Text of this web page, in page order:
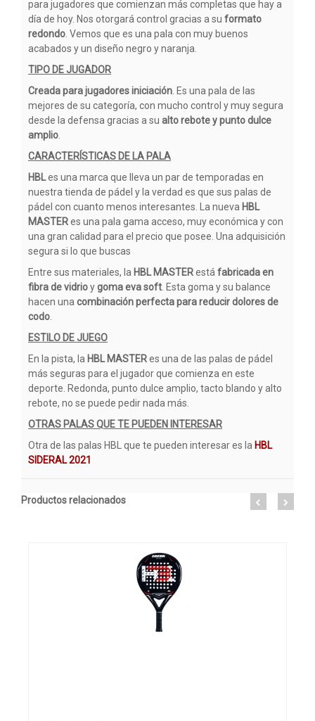
para jugadores que comienzan más completas que hay a
día de hoy. Nos otorgará control gracias a su formato
redondo . Vemos que es una pala con muy buenos
acabados y un diseño negro y naranja.
TIPO DE JUGADOR
Creada para jugadores iniciación . Es una pala de las
mejores de su categoría, con mucho control y muy segura
desde la defensa gracias a su alto rebote y punto dulce
amplio
CARACTERÍSTICAS DE LA PALA
HBLes una marca que lleva un par de temporadas en
nuestra tienda de pádel y la verdad es que sus palas de
pádel con cuanto menos interesantes. La nueva HBL
MASTERes una pala gama acceso, muy económica y con
una gran calidad para el precio que posee. Una adquisición
segura si lo que buscas
Entre sus materiales, la HBL MASTERestá fabricada en
fibra de vidrioygoma eva soft . Esta goma y su balance
hacen una combinación perfecta para reducir dolores de
codo
ESTILO DE JUEGO
En la pista, la HBL MASTERes una de las palas de pádel
más seguras para el jugador que comienza en este
deporte. Redonda, punto dulce amplio, tacto blando y alto
rebote, no se puede pedir nada más.
OTRAS PALAS QUE TE PUEDEN INTERESAR
Otra de las palas HBL que te pueden interesar es la HBL
SIDERAL2021
Productos relacionados